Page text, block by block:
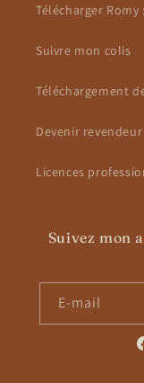
Télécharger
Suivre mon colis
Téléchargement
Devenir revendeur
Licences
Suivez mon
E-mail